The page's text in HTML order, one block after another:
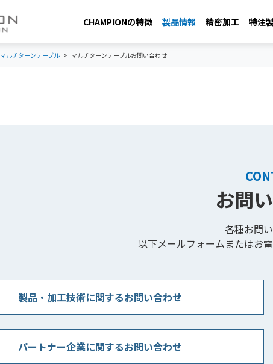
CHAMPIONの特徴 製品情報 精密加工 特注
マルチターンテーブル マルチターンテーブルお問い合わせ
お問
各種お問
以下メールフォームまたはお
製品・加工技術に関するお問い合わせ
パートナー企業に関するお問い合わせ